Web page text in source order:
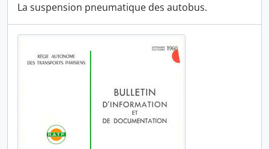
La suspension pneumatique des autobus.